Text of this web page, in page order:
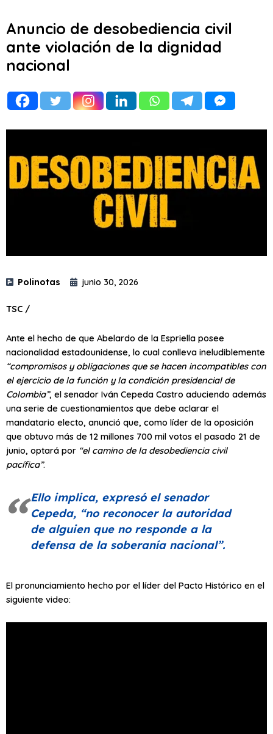
Anuncio de desobediencia civil
ante violación de la dignidad
nacional
Polinotas junio 30, 2026
TSC /
Ante el hecho de que Abelardo de la Espriella posee
nacionalidad estadounidense, lo cual conlleva ineludiblemente
“compromisos y obligaciones que se hacen incompatibles con
el ejercicio de la función y la condición presidencial de
Colombia”, el senador Iván Cepeda Castro aduciendo además
una serie de cuestionamientos que debe aclarar el
mandatario electo, anunció que, como líder de la oposición
que obtuvo más de 12 millones 700 mil votos el pasado 21 de
junio, optará por “el camino de la desobediencia civil
pacífica”.
Ello implica, expresó el senador
Cepeda, “no reconocer la autoridad
de alguien que no responde a la
defensa de la soberanía nacional”.
El pronunciamiento hecho por el líder del Pacto Histórico en el
siguiente video: